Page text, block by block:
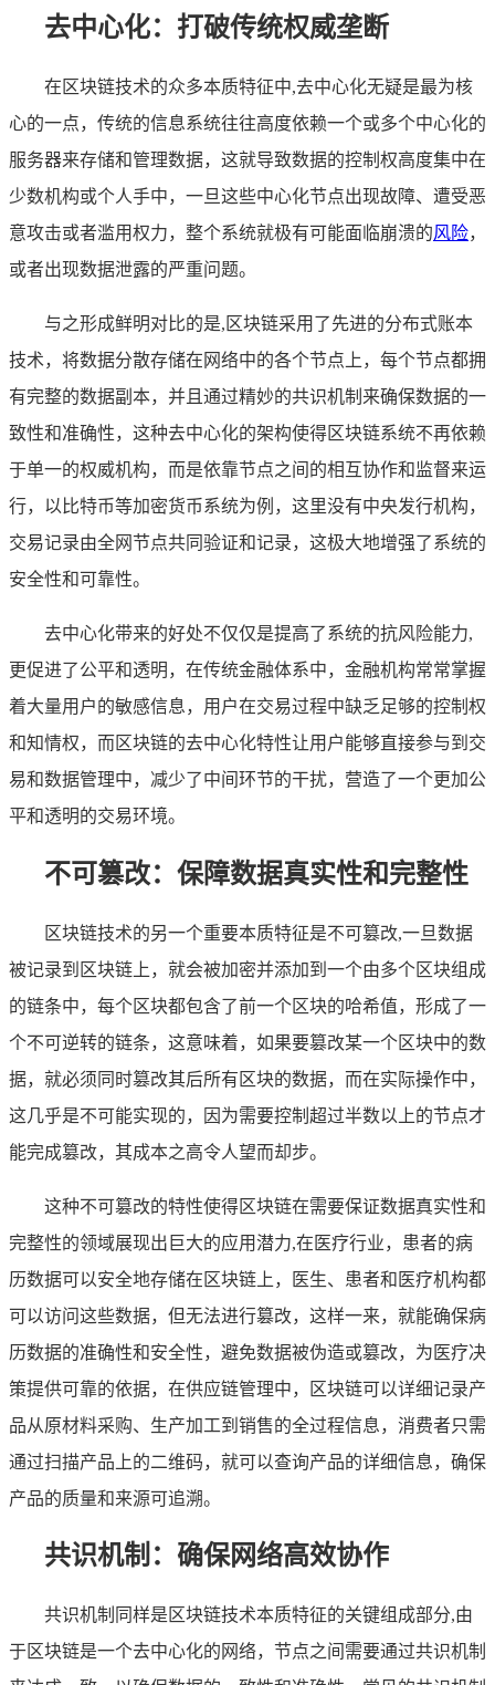
去中心化：打破传统权威垄断
在区块链技术的众多本质特征中,去中心化无疑是最为核
心的一点，传统的信息系统往往高度依赖一个或多个中心化的
服务器来存储和管理数据，这就导致数据的控制权高度集中在
少数机构或个人手中，一旦这些中心化节点出现故障、遭受恶
意攻击或者滥用权力，整个系统就极有可能面临崩溃的风险，
或者出现数据泄露的严重问题。
与之形成鲜明对比的是,区块链采用了先进的分布式账本
技术，将数据分散存储在网络中的各个节点上，每个节点都拥
有完整的数据副本，并且通过精妙的共识机制来确保数据的一
致性和准确性，这种去中心化的架构使得区块链系统不再依赖
于单一的权威机构，而是依靠节点之间的相互协作和监督来运
行，以比特币等加密货币系统为例，这里没有中央发行机构，
交易记录由全网节点共同验证和记录，这极大地增强了系统的
安全性和可靠性。
去中心化带来的好处不仅仅是提高了系统的抗风险能力,
更促进了公平和透明，在传统金融体系中，金融机构常常掌握
着大量用户的敏感信息，用户在交易过程中缺乏足够的控制权
和知情权，而区块链的去中心化特性让用户能够直接参与到交
易和数据管理中，减少了中间环节的干扰，营造了一个更加公
平和透明的交易环境。
不可篡改：保障数据真实性和完整性
区块链技术的另一个重要本质特征是不可篡改,一旦数据
被记录到区块链上，就会被加密并添加到一个由多个区块组成
的链条中，每个区块都包含了前一个区块的哈希值，形成了一
个不可逆转的链条，这意味着，如果要篡改某一个区块中的数
据，就必须同时篡改其后所有区块的数据，而在实际操作中，
这几乎是不可能实现的，因为需要控制超过半数以上的节点才
能完成篡改，其成本之高令人望而却步。
这种不可篡改的特性使得区块链在需要保证数据真实性和
完整性的领域展现出巨大的应用潜力,在医疗行业，患者的病
历数据可以安全地存储在区块链上，医生、患者和医疗机构都
可以访问这些数据，但无法进行篡改，这样一来，就能确保病
历数据的准确性和安全性，避免数据被伪造或篡改，为医疗决
策提供可靠的依据，在供应链管理中，区块链可以详细记录产
品从原材料采购、生产加工到销售的全过程信息，消费者只需
通过扫描产品上的二维码，就可以查询产品的详细信息，确保
产品的质量和来源可追溯。
共识机制：确保网络高效协作
共识机制同样是区块链技术本质特征的关键组成部分,由
于区块链是一个去中心化的网络，节点之间需要通过共识机制